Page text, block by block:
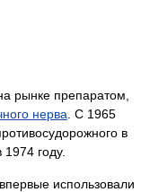
рынке препаратом,
нерва . С 1965
в
году.
использовали